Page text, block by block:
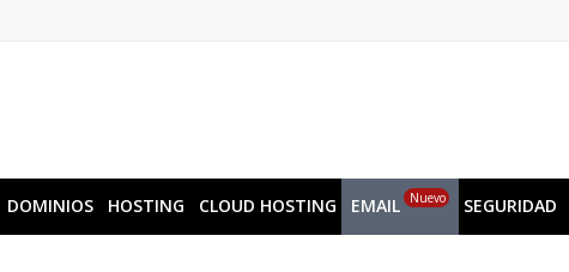
DOMINIOS HOSTING CLOUD HOSTING EMAIL Nuevo SEGURIDAD